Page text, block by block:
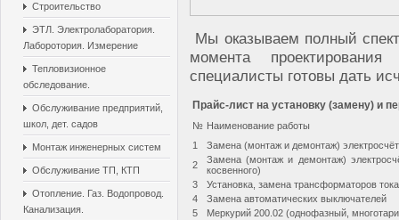
Строительство
ЭТЛ. Электролаборатория.
Лаборотория. Измерение
Тепловизионное
обследование.
Обслуживание предприятий,
школ, дет. садов
Монтаж инженерных систем
Обслуживание ТП, КТП
Отопление. Газ. Водопровод.
Канализация.
Мы оказываем полный
момента
специалисты готовы дать
Прайс-лист на установку (замену) и
№ Наименование работы
1
Замена (монтаж и демонтаж)
2
Замена (монтаж и демонтаж)
косвенного)
3
Установка, замена трансформаторов
4
Замена автоматических выключателей
5
Меркурий 200.02 (однофазный,